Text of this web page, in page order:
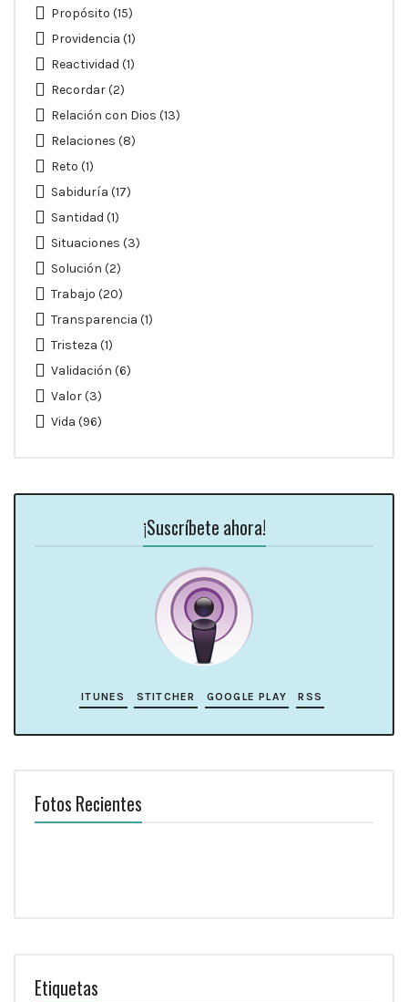
Propósito (15)
Providencia (1)
Reactividad (1)
Recordar(2)
Relación con Dios (13)
Relaciones (8)
Reto (1)
Sabiduría (17)
Santidad (1)
Situaciones (3)
Solución (2)
Trabajo (20)
Transparencia (1)
Tristeza (1)
Validación (6)
Valor(3)
Vida (96)
¡Suscríbete ahora!
ITUNES STITCHER GOOGLE PLAY RSS
Fotos Recientes
Etiquetas